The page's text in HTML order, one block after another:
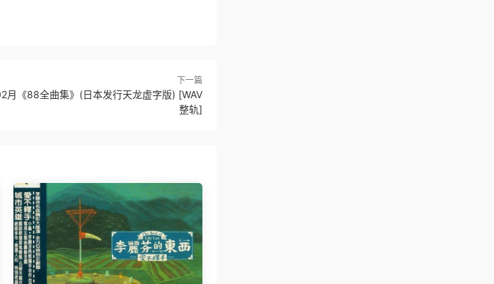
下一篇
月《88全曲集》(日本发行天龙虚字版) [WAV
整轨]